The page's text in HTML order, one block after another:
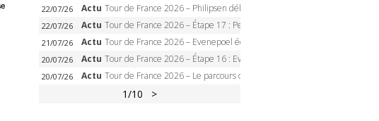
22/07/26 Actu Tour de France 2026 – Philipsen débloque son compteur à Voiron, Pedersen en danger pour le maillot vert
22/07/26 Actu Tour de France 2026 – Étape 17 : Pedersen peut-il verrouiller le maillot vert à Voiron ?
21/07/26 Actu Tour de France 2026 – Evenepoel écrase le chrono d’Évian, Seixas 4e, Lipowitz abandonne
20/07/26 Actu Tour de France 2026 – Étape 16 : Evenepoel, Pogacar, Ganna… qui domptera le chrono d’Évian pour redessiner le podium ?
20/07/26 Actu Tour de France 2026 – Le parcours officiel complet : 21 étapes, profils, carte et dates
1/10 >